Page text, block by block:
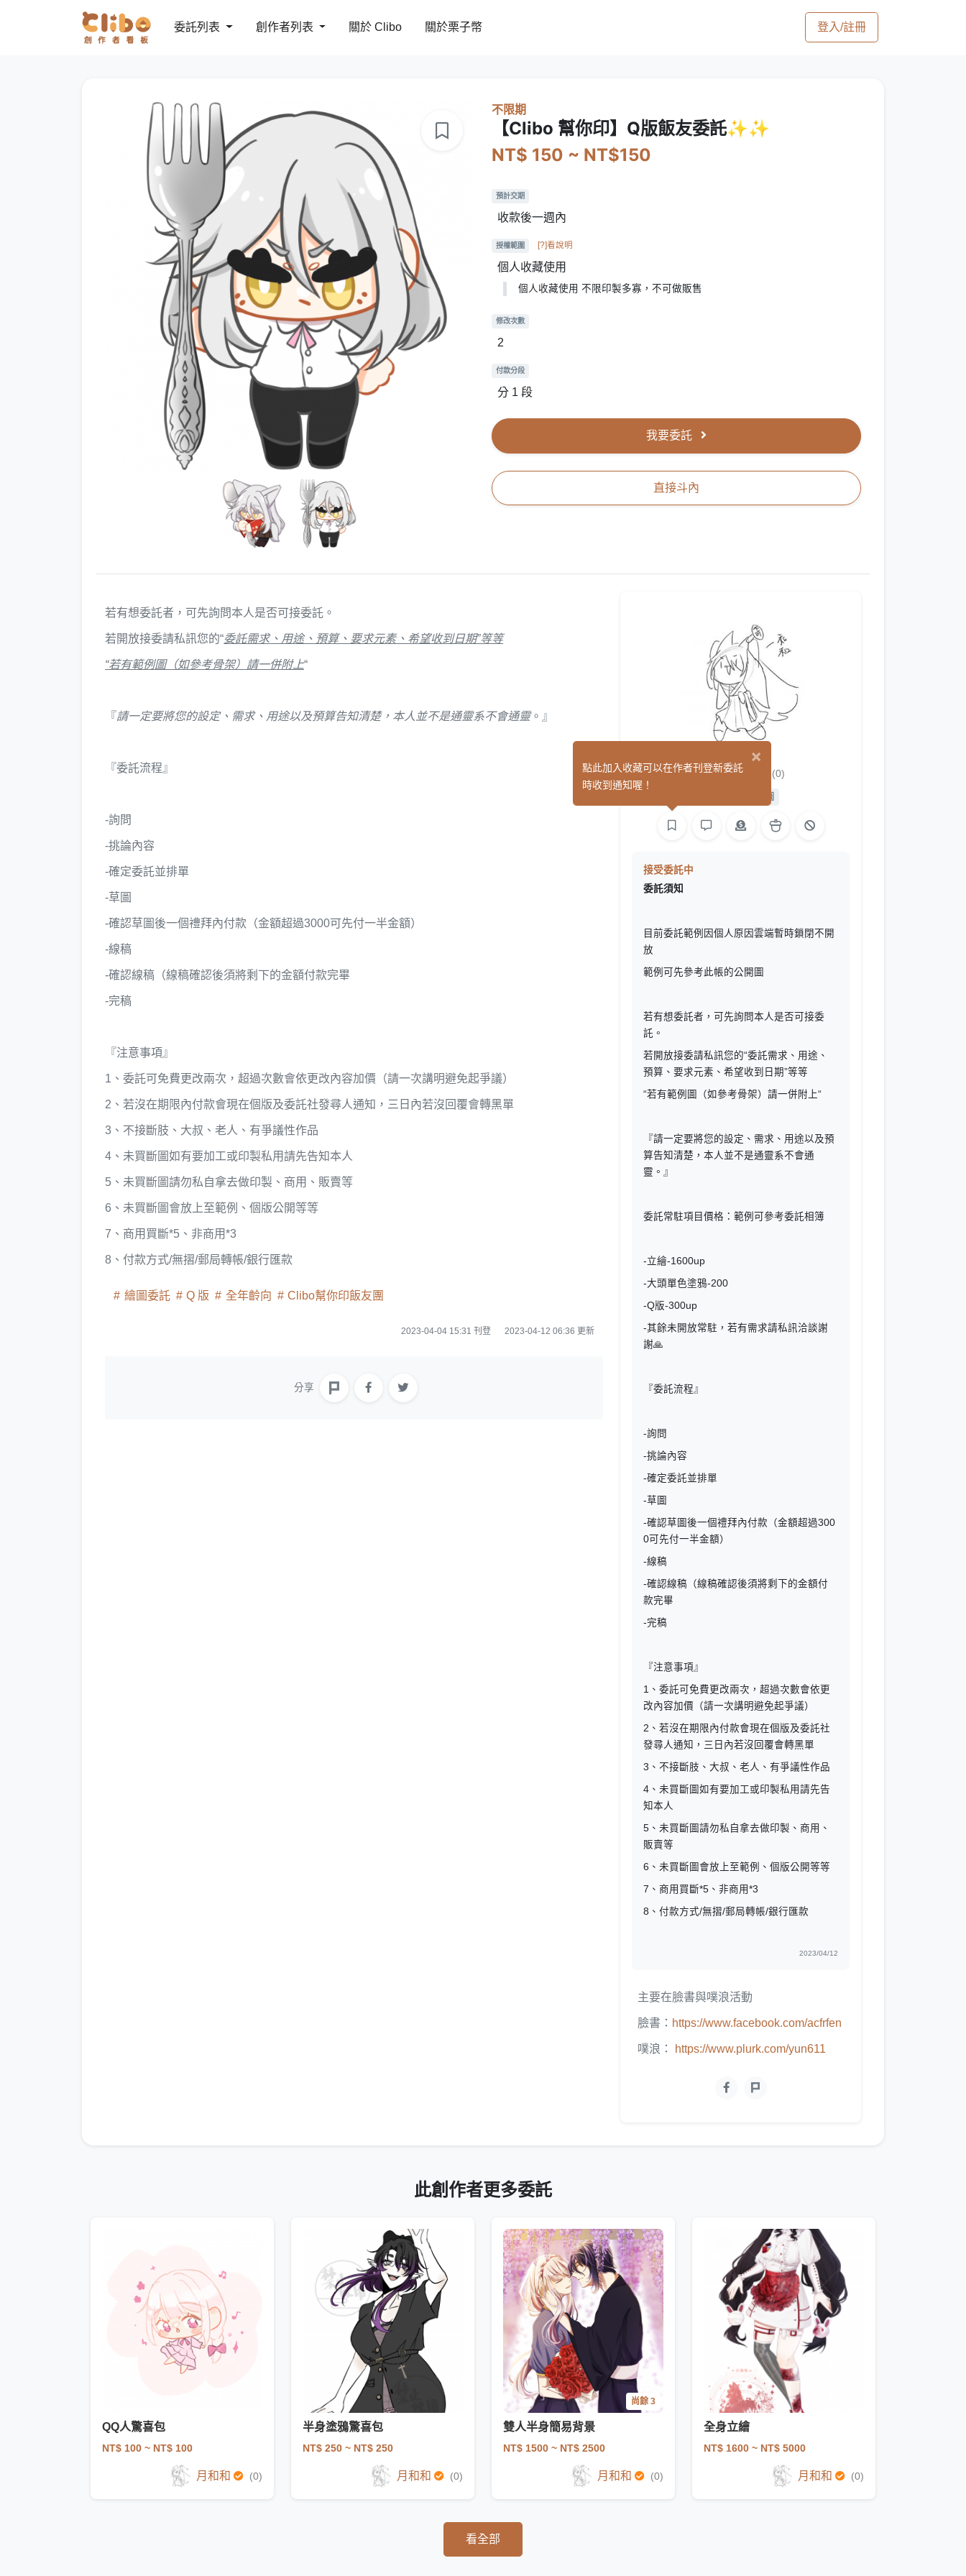
委託列表 創作者列表 關於 Clibo 關於栗子幣 登入/註冊
不限期
【Clibo 幫你印】Q版飯友委託✨✨
NT$ 150 ~ NT$150
預計交期
收款後一週內
授權範圍 [?]看說明
個人收藏使用
個人收藏使用 不限印製多寡，不可做販售
修改次數
2
付款分段
分 1 段
我要委託
直接斗內
若有想委託者，可先詢問本人是否可接委託。
若開放接委請私訊您的“委託需求、用途、預算、要求元素、希望收到日期”等等
“若有範例圖（如參考骨架）請一併附上“
『請一定要將您的設定、需求、用途以及預算告知清楚，本人並不是通靈系不會通靈。』
『委託流程』
-詢問
-挑論內容
-確定委託並排單
-草圖
-確認草圖後一個禮拜內付款（金額超過3000可先付一半金額）
-線稿
-確認線稿（線稿確認後須將剩下的金額付款完畢
-完稿
『注意事項』
1、委託可免費更改兩次，超過次數會依更改內容加價（請一次講明避免起爭議）
2、若沒在期限內付款會現在個版及委託社發尋人通知，三日內若沒回覆會轉黑單
3、不接斷肢、大叔、老人、有爭議性作品
4、未買斷圖如有要加工或印製私用請先告知本人
5、未買斷圖請勿私自拿去做印製、商用、販賣等
6、未買斷圖會放上至範例、個版公開等等
7、商用買斷*5、非商用*3
8、付款方式/無摺/郵局轉帳/銀行匯款
繪圖委託 Q 版 全年齡向 Clibo幫你印飯友團
2023-04-04 15:31 刊登 2023-04-12 06:36 更新
分享
月和和 (0)
繪圖
接受委託中
委託須知
目前委託範例因個人原因雲端暫時鎖閉不開
放
範例可先參考此帳的公開圖
若有想委託者，可先詢問本人是否可接委
託。
若開放接委請私訊您的“委託需求、用途、
預算、要求元素、希望收到日期”等等
“若有範例圖（如參考骨架）請一併附上“
『請一定要將您的設定、需求、用途以及預
算告知清楚，本人並不是通靈系不會通
靈。』
委託常駐項目價格：範例可參考委託相簿
-立繪-1600up
-大頭單色塗鴉-200
-Q版-300up
-其餘未開放常駐，若有需求請私訊洽談謝
謝🙏
『委託流程』
-詢問
-挑論內容
-確定委託並排單
-草圖
-確認草圖後一個禮拜內付款（金額超過300
0可先付一半金額）
-線稿
-確認線稿（線稿確認後須將剩下的金額付
款完畢
-完稿
『注意事項』
1、委託可免費更改兩次，超過次數會依更
改內容加價（請一次講明避免起爭議）
2、若沒在期限內付款會現在個版及委託社
發尋人通知，三日內若沒回覆會轉黑單
3、不接斷肢、大叔、老人、有爭議性作品
4、未買斷圖如有要加工或印製私用請先告
知本人
5、未買斷圖請勿私自拿去做印製、商用、
販賣等
6、未買斷圖會放上至範例、個版公開等等
7、商用買斷*5、非商用*3
8、付款方式/無摺/郵局轉帳/銀行匯款
2023/04/12
主要在臉書與噗浪活動
臉書： https://www.facebook.com/acfrfen
噗浪： https://www.plurk.com/yun611
此創作者更多委託
QQ人驚喜包
NT$ 100 ~ NT$ 100
月和和 (0)
半身塗鴉驚喜包
NT$ 250 ~ NT$ 250
月和和 (0)
尚餘 3
雙人半身簡易背景
NT$ 1500 ~ NT$ 2500
月和和 (0)
全身立繪
NT$ 1600 ~ NT$ 5000
月和和 (0)
看全部
×
點此加入收藏可以在作者刊登新委託
時收到通知喔！